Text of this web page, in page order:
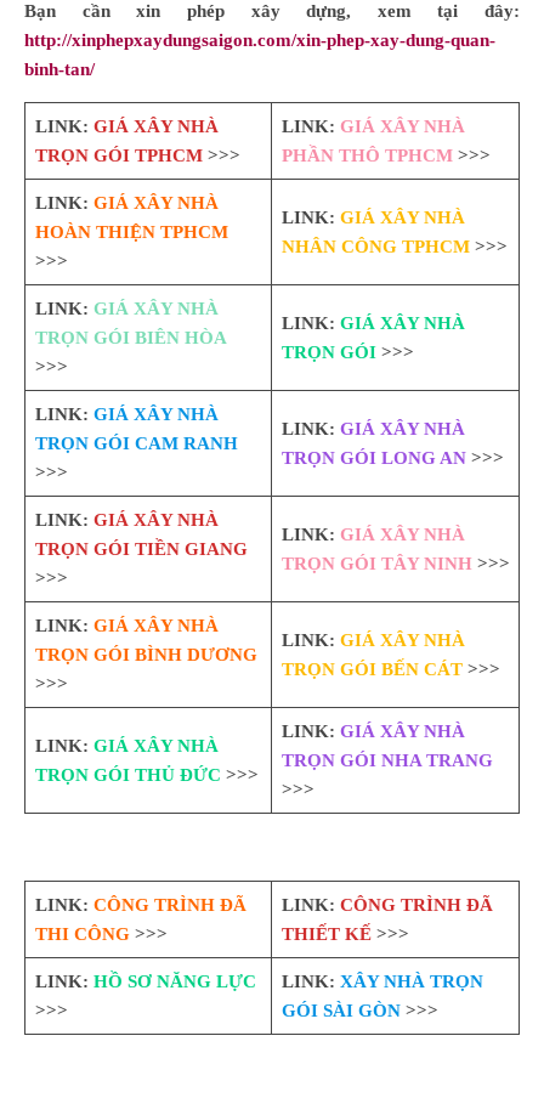
Bạn cần xin phép xây dựng, xem tại đây:
http://xinphepxaydungsaigon.com/xin-phep-xay-dung-quan-
binh-tan/
LINK: GIÁ XÂY NHÀ
TRỌN GÓI TPHCM>>>
LINK: GIÁ XÂY NHÀ
PHẦN THÔ TPHCM>>>
LINK: GIÁ XÂY NHÀ
HOÀN THIỆN TPHCM
>>>
LINK: GIÁ XÂY NHÀ
NHÂN CÔNG TPHCM>>>
LINK: GIÁ XÂY NHÀ
TRỌN GÓI BIÊN HÒA
>>>
LINK: GIÁ XÂY NHÀ
TRỌN GÓI>>>
LINK: GIÁ XÂY NHÀ
TRỌN GÓI CAM RANH
>>>
LINK: GIÁ XÂY NHÀ
TRỌN GÓI LONG AN>>>
LINK: GIÁ XÂY NHÀ
TRỌN GÓI TIỀN GIANG
>>>
LINK: GIÁ XÂY NHÀ
TRỌN GÓI TÂY NINH>>>
LINK: GIÁ XÂY NHÀ
TRỌN GÓI BÌNH DƯƠNG
>>>
LINK: GIÁ XÂY NHÀ
TRỌN GÓI BẾN CÁT>>>
LINK: GIÁ XÂY NHÀ
TRỌN GÓI THỦ ĐỨC >>>
LINK: GIÁ XÂY NHÀ
TRỌN GÓI NHA TRANG
>>>
LINK: CÔNG TRÌNH ĐÃ
THI CÔNG>>>
LINK: CÔNG TRÌNH ĐÃ
THIẾT KẾ>>>
LINK: HỒ SƠ NĂNG LỰC
>>>
LINK: XÂY NHÀ TRỌN
GÓI SÀI GÒN>>>